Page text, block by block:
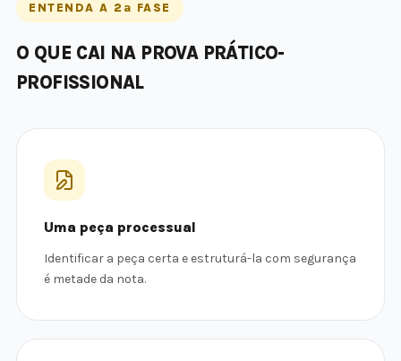
ENTENDA A 2ª FASE
O QUE CAI NA PROVA PRÁTICO-
PROFISSIONAL
Uma peça processual
Identificar a peça certa e estruturá-la com segurança
é metade da nota.